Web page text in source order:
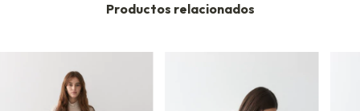
Productos relacionados